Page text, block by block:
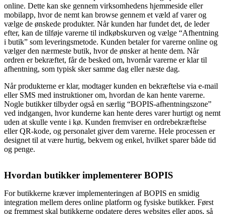
online. Dette kan ske gennem virksomhedens hjemmeside eller
mobilapp, hvor de nemt kan browse gennem et væld af varer og
vælge de ønskede produkter. Når kunden har fundet det, de leder
efter, kan de tilføje varerne til indkøbskurven og vælge “Afhentning
i butik” som leveringsmetode. Kunden betaler for varerne online og
vælger den nærmeste butik, hvor de ønsker at hente dem. Når
ordren er bekræftet, får de besked om, hvornår varerne er klar til
afhentning, som typisk sker samme dag eller næste dag.
Når produkterne er klar, modtager kunden en bekræftelse via e-mail
eller SMS med instruktioner om, hvordan de kan hente varerne.
Nogle butikker tilbyder også en særlig “BOPIS-afhentningszone”
ved indgangen, hvor kunderne kan hente deres varer hurtigt og nemt
uden at skulle vente i kø. Kunden fremviser en ordrebekræftelse
eller QR-kode, og personalet giver dem varerne. Hele processen er
designet til at være hurtig, bekvem og enkel, hvilket sparer både tid
og penge.
Hvordan butikker implementerer BOPIS
For butikkerne kræver implementeringen af BOPIS en smidig
integration mellem deres online platform og fysiske butikker. Først
og fremmest skal butikkerne opdatere deres websites eller apps, så